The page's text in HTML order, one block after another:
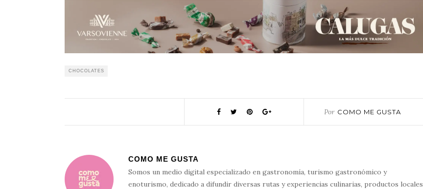
CHOCOLATES
Por COMO ME GUSTA
COMO ME GUSTA
Somos un medio digital especializado en gastronomía, turismo gastronómico y
enoturismo, dedicado a difundir diversas rutas y experiencias culinarias, productos locales